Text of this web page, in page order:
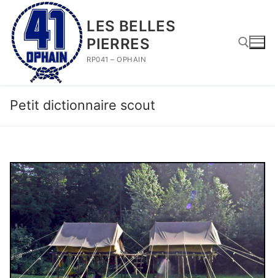
contenu
LES BELLES
PIERRES
RP041 – OPHAIN
Petit dictionnaire scout